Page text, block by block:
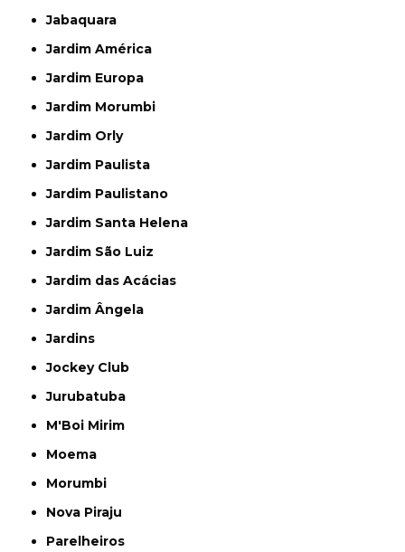
Jabaquara
Jardim América
Jardim Europa
Jardim Morumbi
Jardim Orly
Jardim Paulista
Jardim Paulistano
Jardim Santa Helena
Jardim São Luiz
Jardim das Acácias
Jardim Ângela
Jardins
Jockey Club
Jurubatuba
M'Boi Mirim
Moema
Morumbi
Nova Piraju
Parelheiros